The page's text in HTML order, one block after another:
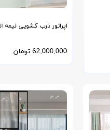
اپراتور درب کشویی نیمه
مدل NSC ژاپن
62,000,000 تومان